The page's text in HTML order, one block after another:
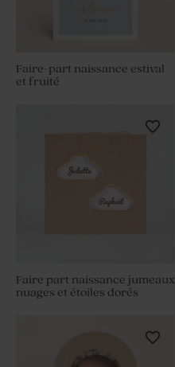
Faire-part naissance estival
et fruité
Faire part naissance jumeaux
nuages et étoiles dorés